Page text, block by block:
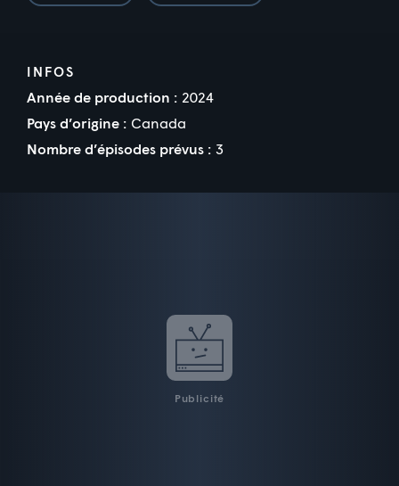
INFOS
Année de production : 2024
Pays d’origine : Canada
Nombre d’épisodes prévus : 3
Publicité